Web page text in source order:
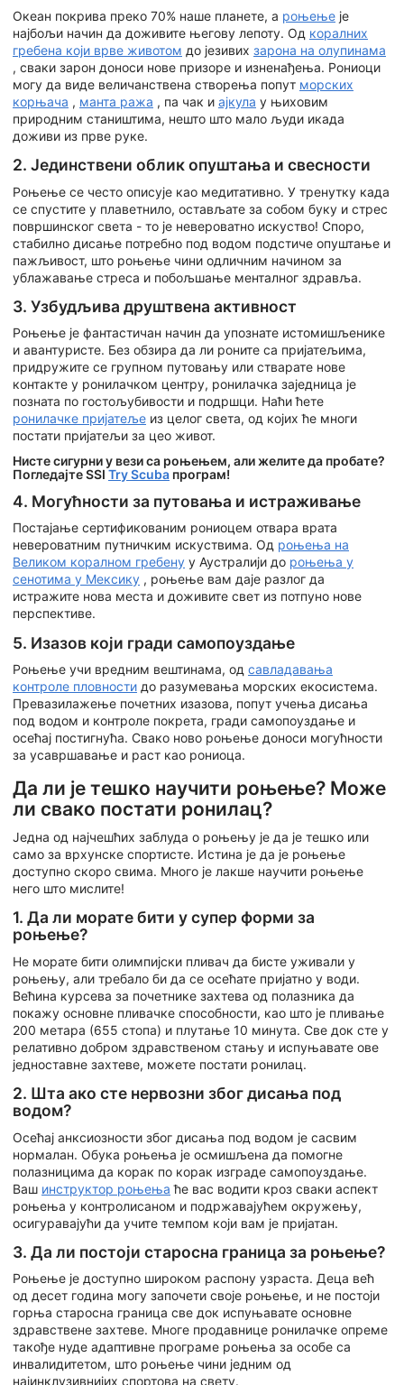
Океан покрива преко 70% наше планете, а роњење је
најбољи начин да доживите његову лепоту. Од коралних
гребена који врве животом до језивих зарона на олупинама
, сваки зарон доноси нове призоре и изненађења. Рониоци
могу да виде величанствена створења попут морских
корњача , манта ража , па чак и ајкула у њиховим
природним стаништима, нешто што мало људи икада
доживи из прве руке.
2. Јединствени облик опуштања и свесности
Роњење се често описује као медитативно. У тренутку када
се спустите у плаветнило, остављате за собом буку и стрес
површинског света - то је невероватно искуство! Споро,
стабилно дисање потребно под водом подстиче опуштање и
пажљивост, што роњење чини одличним начином за
ублажавање стреса и побољшање менталног здравља.
3. Узбудљива друштвена активност
Роњење је фантастичан начин да упознате истомишљенике
и авантуристе. Без обзира да ли роните са пријатељима,
придружите се групном путовању или стварате нове
контакте у ронилачком центру, ронилачка заједница је
позната по гостољубивости и подршци. Наћи ћете
ронилачке пријатеље из целог света, од којих ће многи
постати пријатељи за цео живот.
Нисте сигурни у вези са роњењем, али желите да пробате?
Погледајте SSI Try Scuba програм!
4. Могућности за путовања и истраживање
Постајање сертификованим рониоцем отвара врата
невероватним путничким искуствима. Од роњења на
Великом коралном гребену у Аустралији до роњења у
сенотима у Мексику , роњење вам даје разлог да
истражите нова места и доживите свет из потпуно нове
перспективе.
5. Изазов који гради самопоуздање
Роњење учи вредним вештинама, од савладавања
контроле пловности до разумевања морских екосистема.
Превазилажење почетних изазова, попут учења дисања
под водом и контроле покрета, гради самопоуздање и
осећај постигнућа. Свако ново роњење доноси могућности
за усавршавање и раст као рониоца.
Да ли је тешко научити роњење? Може
ли свако постати ронилац?
Једна од најчешћих заблуда о роњењу је да је тешко или
само за врхунске спортисте. Истина је да је роњење
доступно скоро свима. Много је лакше научити роњење
него што мислите!
1. Да ли морате бити у супер форми за
роњење?
Не морате бити олимпијски пливач да бисте уживали у
роњењу, али требало би да се осећате пријатно у води.
Већина курсева за почетнике захтева од полазника да
покажу основне пливачке способности, као што је пливање
200 метара (655 стопа) и плутање 10 минута. Све док сте у
релативно добром здравственом стању и испуњавате ове
једноставне захтеве, можете постати ронилац.
2. Шта ако сте нервозни због дисања под
водом?
Осећај анксиозности због дисања под водом је сасвим
нормалан. Обука роњења је осмишљена да помогне
полазницима да корак по корак изграде самопоуздање.
Ваш инструктор роњења ће вас водити кроз сваки аспект
роњења у контролисаном и подржавајућем окружењу,
осигуравајући да учите темпом који вам је пријатан.
3. Да ли постоји старосна граница за роњење?
Роњење је доступно широком распону узраста. Деца већ
од десет година могу започети своје роњење, и не постоји
горња старосна граница све док испуњавате основне
здравствене захтеве. Многе продавнице ронилачке опреме
такође нуде адаптивне програме роњења за особе са
инвалидитетом, што роњење чини једним од
најинклузивнијих спортова на свету.